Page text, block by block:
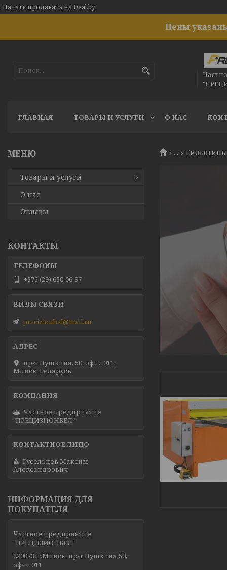
Начать продавать на Deal.by
Цены
ГЛАВНАЯ ТОВАРЫ И УСЛУГИ О НАС
...
Товары и услуги
О нас
Отзывы
КОНТАКТЫ
+375 (29) 630-06-97
precizionbel@mail.ru
пр-т Пушкина, 50, офис 011,
Минск, Беларусь
Частное предприятие
"ПРЕЦИЗИОНБЕЛ"
Гусельцев Максим
Александрович
ИНФОРМАЦИЯ ДЛЯ
ПОКУПАТЕЛЯ
Частное предприятие
"ПРЕЦИЗИОНБЕЛ"
220073, г.Минск, пр-т Пушкина 50,
офис 011